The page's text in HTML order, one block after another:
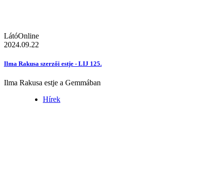
LátóOnline
2024.09.22
Ilma Rakusa szerzői estje - LIJ 125.
Ilma Rakusa estje a Gemmában
Hírek